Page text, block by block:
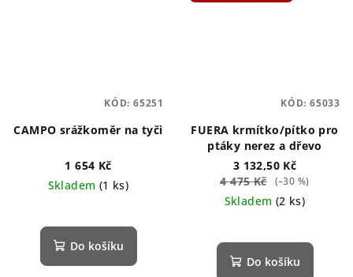
CAMPO srážkoměr na tyči
1 654 Kč
Skladem (1 ks)
Do košíku
KÓD: 65251
FUERA krmítko/pítko pro
ptáky nerez a dřevo
3 132,50 Kč
4 475 Kč
(–30 %)
Skladem (2 ks)
Do košíku
KÓD: 65033